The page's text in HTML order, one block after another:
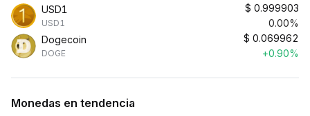
USD1
USD1
$ 0.999903
0.00%
Dogecoin
DOGE
$ 0.069962
+0.90%
Monedas en tendencia